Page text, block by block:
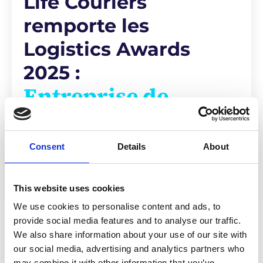
Consent Details About
This website uses cookies
We use cookies to personalise content and ads, to
provide social media features and to analyse our traffic.
We also share information about your use of our site with
our social media, advertising and analytics partners who
remporte les
Logistics Awards
2025 :
Entreprise de
livraison du
dernier kilomètre
de l'année
Presse & ressources